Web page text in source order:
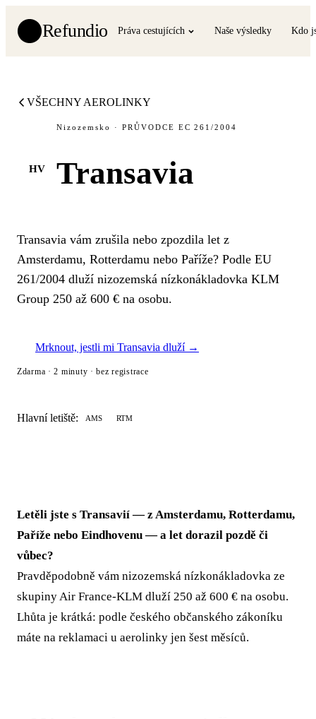
Refundio Práva cestujících Naše výsledky Kdo
VŠECHNY AEROLINKY
HV
Nizozemsko · PRŮVODCE EC 261/2004
Transavia
Transavia vám zrušila nebo zpozdila let z
Amsterdamu, Rotterdamu nebo Paříže? Podle EU
261/2004 dluží nizozemská nízkonákladovka KLM
Group 250 až 600 € na osobu.
Mrknout, jestli mi Transavia dluží →
Zdarma · 2 minuty · bez registrace
Hlavní letiště: AMS RTM
Letěli jste s Transavií — z Amsterdamu, Rotterdamu,
Paříže nebo Eindhovenu — a let dorazil pozdě či
vůbec?
Pravděpodobně vám nizozemská nízkonákladovka ze
skupiny Air France-KLM dluží 250 až 600 € na osobu.
Lhůta je krátká: podle českého občanského zákoníku
máte na reklamaci u aerolinky jen šest měsíců.